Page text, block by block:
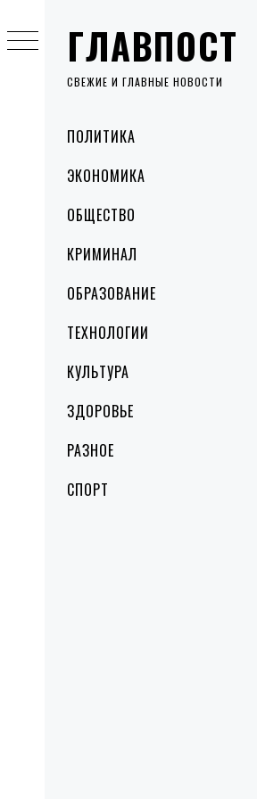
ГЛАВПОСТ
СВЕЖИЕ И ГЛАВНЫЕ НОВОСТИ
MenuПОЛИТИКА
ЭКОНОМИКА
ОБЩЕСТВО
КРИМИНАЛ
ОБРАЗОВАНИЕ
ТЕХНОЛОГИИ
КУЛЬТУРА
ЗДОРОВЬЕ
РАЗНОЕ
СПОРТ
to
content